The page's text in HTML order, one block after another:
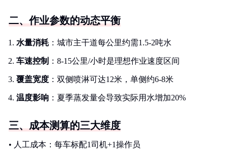
二、作业参数的动态平衡
水量消耗 ：城市主干道每公里约需1.5-2吨水
车速控制 ：8-15公里/小时是理想作业速度区间
覆盖宽度 ：双侧喷淋可达12米，单侧约6-8米
温度影响 ：夏季蒸发量会导致实际用水增加20%
三、成本测算的三大维度
• 人工成本：每车标配1司机+1操作员